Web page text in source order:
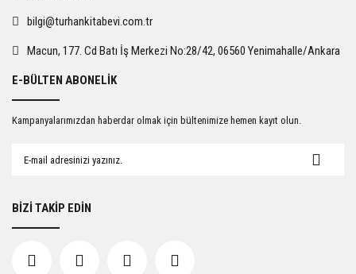
Gönder
bilgi@turhankitabevi.com.tr
Macun, 177. Cd Batı İş Merkezi No:28/42, 06560 Yenimahalle/Ankara
E-BÜLTEN ABONELİK
Kampanyalarımızdan haberdar olmak için bültenimize hemen kayıt olun.
BİZİ TAKİP EDİN